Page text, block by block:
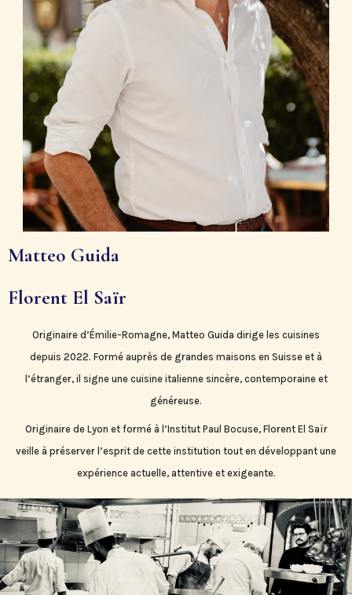
Matteo Guida
Florent El Saïr
Originaire d’Émilie-Romagne, Matteo Guida dirige les cuisines
depuis 2022. Formé auprès de grandes maisons en Suisse et à
l’étranger, il signe une cuisine italienne sincère, contemporaine et
généreuse.
Originaire de Lyon et formé à l’Institut Paul Bocuse, Florent El Saïr
veille à préserver l’esprit de cette institution tout en développant une
expérience actuelle, attentive et exigeante.